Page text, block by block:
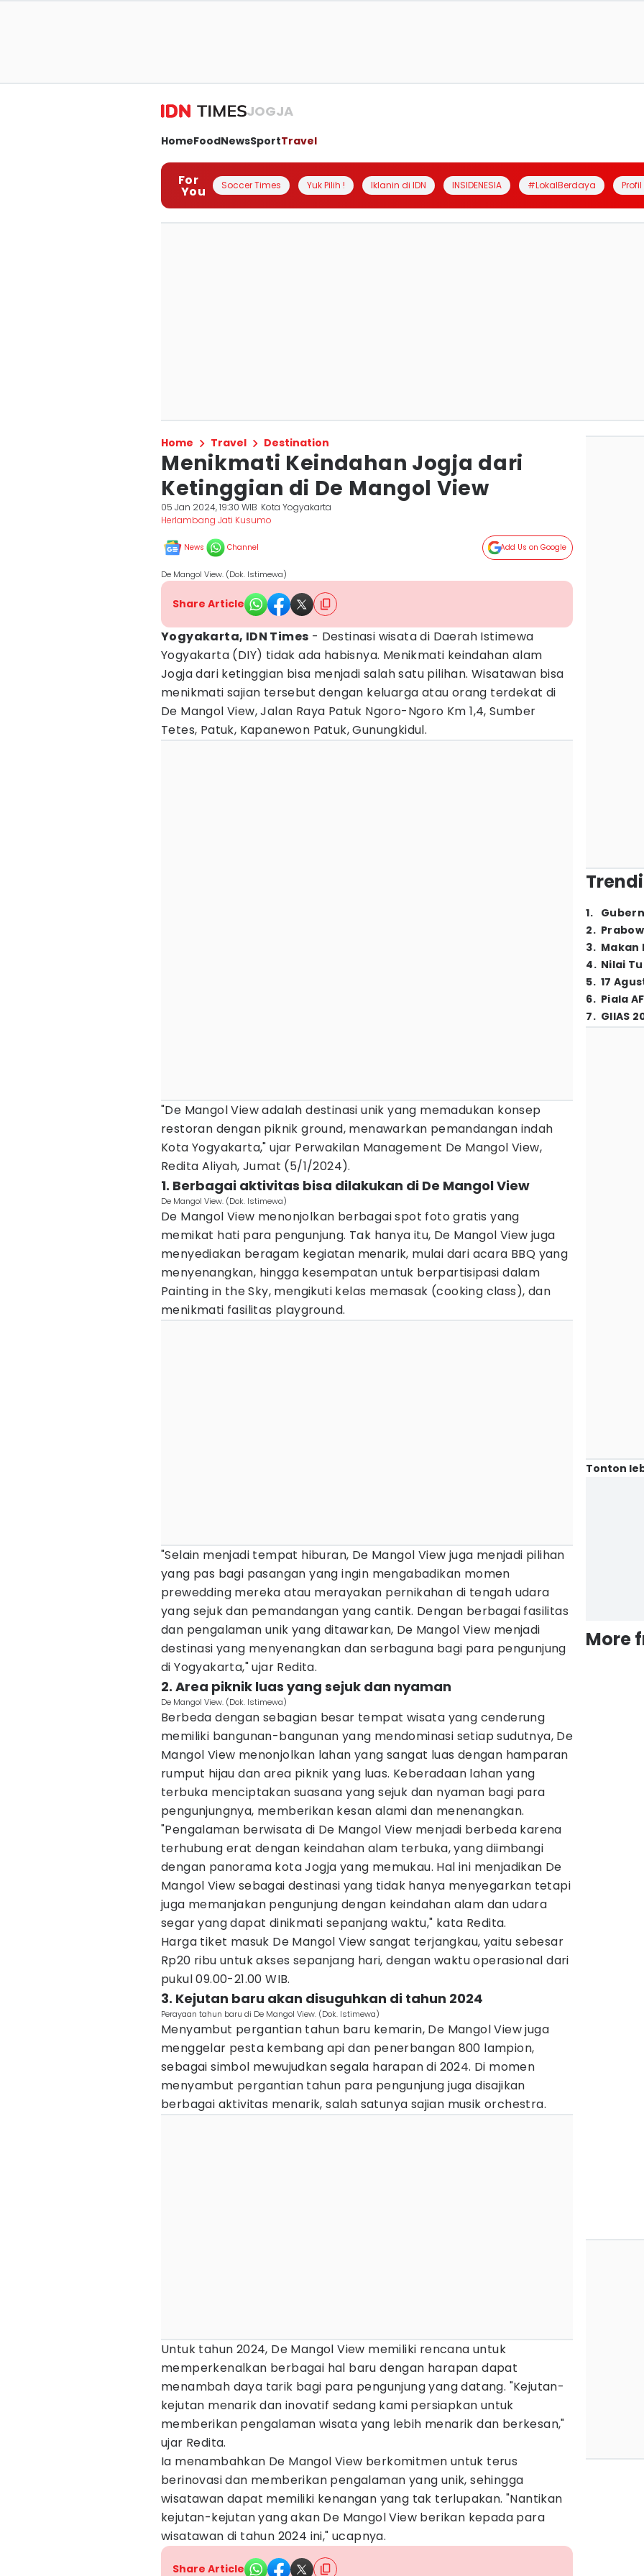
JOGJA
HomeFoodNewsSportTravel
For
You Soccer Times Yuk Pilih ! Iklanin di IDN INSIDENESIA #LokalBerdaya
Home Travel Destination
Menikmati Keindahan Jogja dari
Ketinggian di De Mangol View
05 Jan 2024, 19:30 WIB Kota Yogyakarta
Herlambang Jati Kusumo
News Channel Add Us on Google
De Mangol View. (Dok. Istimewa)
Share Article
Yogyakarta, IDN Times - Destinasi wisata di Daerah Istimewa
Yogyakarta (DIY) tidak ada habisnya. Menikmati keindahan alam
Jogja dari ketinggian bisa menjadi salah satu pilihan. Wisatawan bisa
menikmati sajian tersebut dengan keluarga atau orang terdekat di
De Mangol View, Jalan Raya Patuk Ngoro-Ngoro Km 1,4, Sumber
Tetes, Patuk, Kapanewon Patuk, Gunungkidul.
"De Mangol View adalah destinasi unik yang memadukan konsep
restoran dengan piknik ground, menawarkan pemandangan indah
Kota Yogyakarta," ujar Perwakilan Management De Mangol View,
Redita Aliyah, Jumat (5/1/2024).
1. Berbagai aktivitas bisa dilakukan di De Mangol View
De Mangol View. (Dok. Istimewa)
De Mangol View menonjolkan berbagai spot foto gratis yang
memikat hati para pengunjung. Tak hanya itu, De Mangol View juga
menyediakan beragam kegiatan menarik, mulai dari acara BBQ yang
menyenangkan, hingga kesempatan untuk berpartisipasi dalam
Painting in the Sky, mengikuti kelas memasak (cooking class), dan
menikmati fasilitas playground.
"Selain menjadi tempat hiburan, De Mangol View juga menjadi pilihan
yang pas bagi pasangan yang ingin mengabadikan momen
prewedding mereka atau merayakan pernikahan di tengah udara
yang sejuk dan pemandangan yang cantik. Dengan berbagai fasilitas
dan pengalaman unik yang ditawarkan, De Mangol View menjadi
destinasi yang menyenangkan dan serbaguna bagi para pengunjung
di Yogyakarta," ujar Redita.
2. Area piknik luas yang sejuk dan nyaman
De Mangol View. (Dok. Istimewa)
Berbeda dengan sebagian besar tempat wisata yang cenderung
memiliki bangunan-bangunan yang mendominasi setiap sudutnya, De
Mangol View menonjolkan lahan yang sangat luas dengan hamparan
rumput hijau dan area piknik yang luas. Keberadaan lahan yang
terbuka menciptakan suasana yang sejuk dan nyaman bagi para
pengunjungnya, memberikan kesan alami dan menenangkan.
"Pengalaman berwisata di De Mangol View menjadi berbeda karena
terhubung erat dengan keindahan alam terbuka, yang diimbangi
dengan panorama kota Jogja yang memukau. Hal ini menjadikan De
Mangol View sebagai destinasi yang tidak hanya menyegarkan tetapi
juga memanjakan pengunjung dengan keindahan alam dan udara
segar yang dapat dinikmati sepanjang waktu," kata Redita.
Harga tiket masuk De Mangol View sangat terjangkau, yaitu sebesar
Rp20 ribu untuk akses sepanjang hari, dengan waktu operasional dari
pukul 09.00-21.00 WIB.
3. Kejutan baru akan disuguhkan di tahun 2024
Perayaan tahun baru di De Mangol View. (Dok. Istimewa)
Menyambut pergantian tahun baru kemarin, De Mangol View juga
menggelar pesta kembang api dan penerbangan 800 lampion,
sebagai simbol mewujudkan segala harapan di 2024. Di momen
menyambut pergantian tahun para pengunjung juga disajikan
berbagai aktivitas menarik, salah satunya sajian musik orchestra.
Untuk tahun 2024, De Mangol View memiliki rencana untuk
memperkenalkan berbagai hal baru dengan harapan dapat
menambah daya tarik bagi para pengunjung yang datang. "Kejutan-
kejutan menarik dan inovatif sedang kami persiapkan untuk
memberikan pengalaman wisata yang lebih menarik dan berkesan,"
ujar Redita.
Ia menambahkan De Mangol View berkomitmen untuk terus
berinovasi dan memberikan pengalaman yang unik, sehingga
wisatawan dapat memiliki kenangan yang tak terlupakan. "Nantikan
kejutan-kejutan yang akan De Mangol View berikan kepada para
wisatawan di tahun 2024 ini," ucapnya.
Share Article
1.
2.
3. Makan
4. Nilai
5. 17
6. Piala
7. GIIAS
Tonton
More